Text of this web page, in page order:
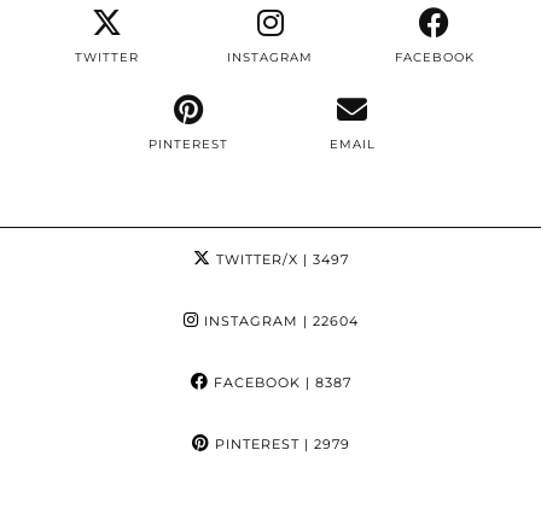
TWITTER INSTAGRAM FACEBOOK
PINTEREST EMAIL
TWITTER/X | 3497
INSTAGRAM | 22604
FACEBOOK | 8387
PINTEREST| 2979